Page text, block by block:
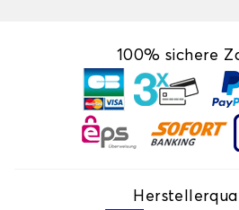
100% sichere